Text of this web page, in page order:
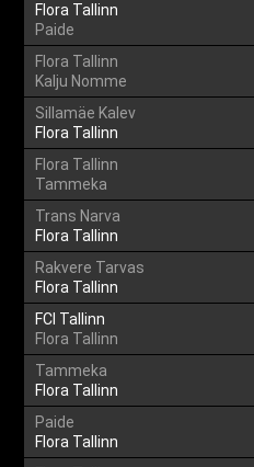
Flora Tallinn
Paide
Flora Tallinn
Kalju Nomme
Sillamäe Kalev
Flora Tallinn
Flora Tallinn
Tammeka
Trans Narva
Flora Tallinn
Rakvere Tarvas
Flora Tallinn
FCI Tallinn
Flora Tallinn
Tammeka
Flora Tallinn
Paide
Flora Tallinn